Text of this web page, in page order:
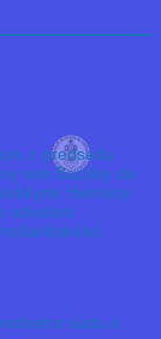
z predsedu
von Baziliky de
Henriety
odvolaní
súdu a